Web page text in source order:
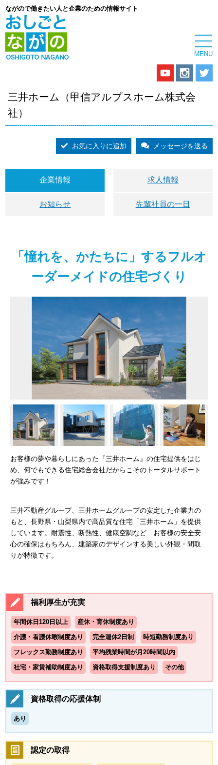
ながので働きたい人と企業のための情報サイト
三井ホーム（甲信アルプスホーム株式会
社）
お気に入りに追加 メッセージを送る
企業情報 求人情報
お知らせ 先輩社員の一日
「憧れを、かたちに」するフルオ
ーダーメイドの住宅づくり
お客様の夢や暮らしにあった『三井ホーム』の住宅提供をはじ
め、何でもできる住宅総合会社だからこそのトータルサポート
が強みです！
三井不動産グループ、三井ホームグループの安定した企業力の
もと、長野県・山梨県内で高品質な住宅「三井ホーム」を提供
しています。耐震性、断熱性、健康空調など…お客様の安全安
心の確保はもちろん、建築家のデザインする美しい外観・間取
りが特徴です。
福利厚生が充実
年間休日120日以上 産休・育休制度あり
介護・看護休暇制度あり 完全週休2日制 時短勤務制度あり
フレックス勤務制度あり 平均残業時間が月20時間以内
社宅・家賃補助制度あり 資格取得支援制度あり その他
資格取得の応援体制
あり
認定の取得